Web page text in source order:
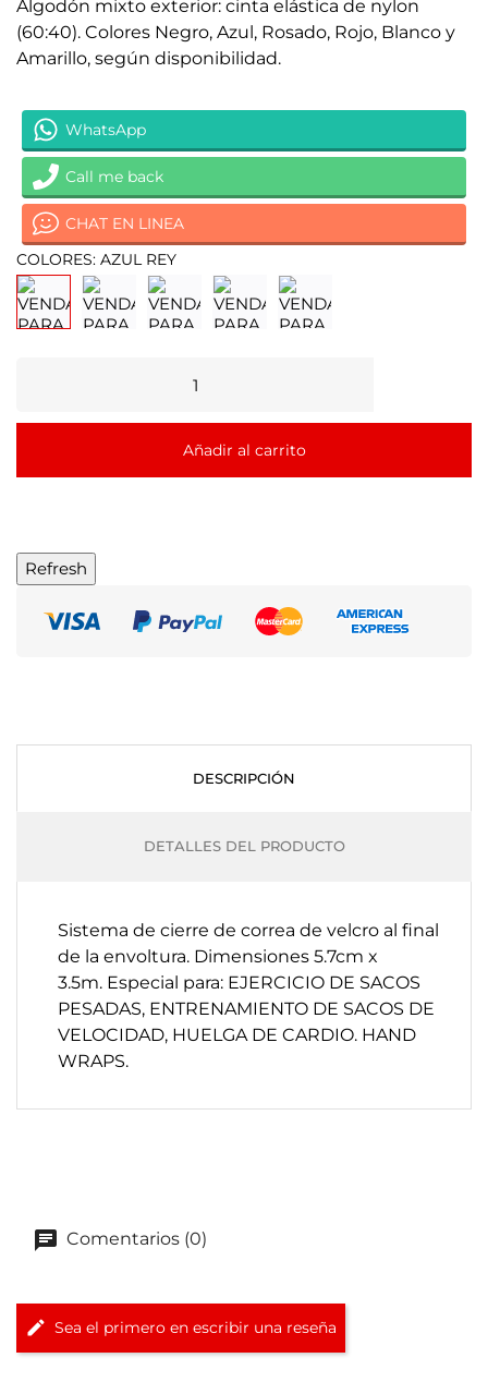
Algodón mixto exterior: cinta elástica de nylon
(60:40). Colores Negro, Azul, Rosado, Rojo, Blanco y
Amarillo, según disponibilidad.
WhatsApp
Call me back
CHAT EN LINEA
COLORES: AZUL REY
Añadir al carrito
DESCRIPCIÓN
DETALLES DEL PRODUCTO
Sistema de cierre de correa de velcro al final
de la envoltura. Dimensiones 5.7cm x
3.5m. Especial para: EJERCICIO DE SACOS
PESADAS, ENTRENAMIENTO DE SACOS DE
VELOCIDAD, HUELGA DE CARDIO. HAND
WRAPS.
Comentarios (0)
Sea el primero en escribir una reseña